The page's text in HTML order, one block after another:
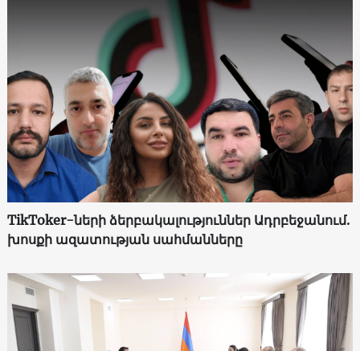
TikToker-ների ձերբակալություններ Ադրբեջանում.
խոսքի ազատության սահմանները